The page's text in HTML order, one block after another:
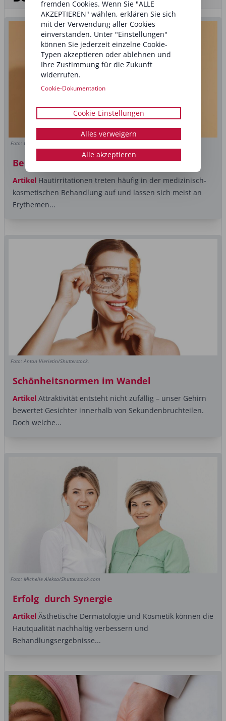
Foto: Copyright (c) 2023 New Africa/Shutterstock
Beruhigen, stärken und schützen
Artikel Hautirritationen treten häufig in der medizinisch-
kosmetischen Behandlung auf und lassen sich meist an
Erythemen...
Foto: Anton Vierietin/Shutterstock.
Schönheitsnormen im Wandel
Artikel Attraktivität entsteht nicht zufällig – unser Gehirn
bewertet Gesichter innerhalb von Sekundenbruchteilen.
Doch welche...
Foto: Michelle Aleksa/Shutterstock.com
Erfolg durch Synergie
Artikel Ästhetische Dermatologie und Kosmetik können die
Hautqualität nachhaltig verbessern und
Behandlungsergebnisse...
fremden Cookies. Wenn Sie "ALLE
AKZEPTIEREN" wählen, erklären Sie sich
mit der Verwendung aller Cookies
einverstanden. Unter "Einstellungen"
können Sie jederzeit einzelne Cookie-
Typen akzeptieren oder ablehnen und
Ihre Zustimmung für die Zukunft
widerrufen.
Cookie-Dokumentation
Cookie-Einstellungen
Alles verweigern
Alle akzeptieren